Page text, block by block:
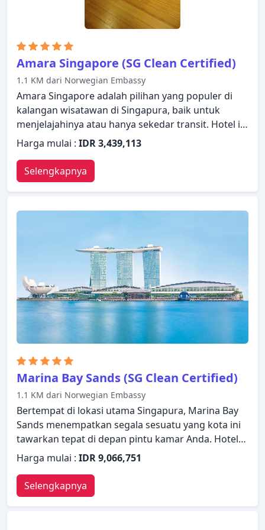
Amara Singapore (SG Clean Certified)
1.1 KM dari Norwegian Embassy
Amara Singapore adalah pilihan yang populer di
kalangan wisatawan di Singapura, baik untuk
menjelajahinya atau hanya sekedar transit. Hotel ini
menawarkan berbagai layanan dan fasilitas yang
dirancang untuk memberikan kenyamanan dan
kemudahan kepada para tamu. Semua fasilitas
yang diperlukan, termasuk WiFi gratis di semua
kamar, satpam 24 jam, layanan kebersihan harian,
binatu (laundromat), fotokopi telah tersedia. Kamar
seperti teh gratis, ruang penyimpanan pakaian,
handuk, timbangan, sandal. Suasana tenang di
hotel ini meluas hingga fasilitas rekreasinya yang
meliputi pusat kebugaran, kolam renang luar
ruangan. Dengan layanan handal dan staf
profesional, Amara Singapore memenuhi
kebutuhan Anda.
Harga mulai : IDR 3,439,113
Selengkapnya
Marina Bay Sands (SG Clean Certified)
1.1 KM dari Norwegian Embassy
Bertempat di lokasi utama Singapura, Marina Bay
Sands menempatkan segala sesuatu yang kota ini
tawarkan tepat di depan pintu kamar Anda. Hotel
ini menawarkan standar pelayanan dan fasilitas
yang tinggi untuk memenuhi setiap kebutuhan
semua wisatawan. Fasilitas-fasilitas seperti layanan
kamar 24 jam, WiFi gratis di semua kamar, layanan
kebersihan harian, kasino, resepsionis 24 jam
Harga mulai : IDR 9,066,751
Selengkapnya